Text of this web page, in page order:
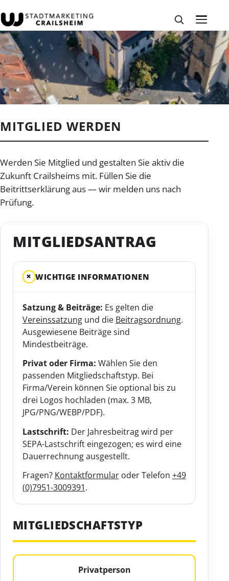
MITGLIED WERDEN
Werden Sie Mitglied und gestalten Sie aktiv die
Zukunft Crailsheims mit. Füllen Sie die
Beitrittserklärung aus — wir melden uns nach
Prüfung.
MITGLIEDSANTRAG
+WICHTIGE INFORMATIONEN
Satzung & Beiträge: Es gelten die
Vereinssatzungund die Beitragsordnung.
Ausgewiesene Beiträge sind
Mindestbeiträge.
Privat oder Firma: Wählen Sie den
passenden Mitgliedschaftstyp. Bei
Firma/Verein können Sie optional bis zu
drei Logos hochladen (max. 3 MB,
JPG/PNG/WEBP/PDF).
Lastschrift: Der Jahresbeitrag wird per
SEPA-Lastschrift eingezogen; es wird eine
Dauerrechnung ausgestellt.
Fragen? Kontaktformularoder Telefon +49
(0)7951-3009391.
MITGLIEDSCHAFTSTYP
Privatperson